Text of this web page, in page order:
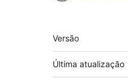
Meta
Versão
Última atualização